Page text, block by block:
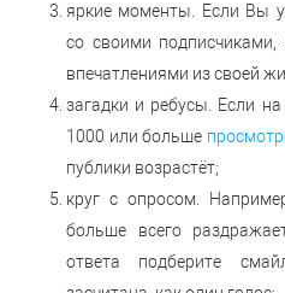
яркие моменты. Если Вы
со своими
впечатлениями из своей
загадки и ребусы. Если
1000 или больше
публики возрастёт;
круг с опросом.
больше всего
ответа подберите